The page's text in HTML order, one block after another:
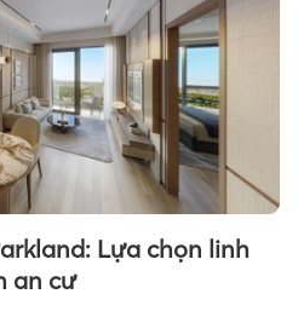
https://
Lựa chọn linh
an cư